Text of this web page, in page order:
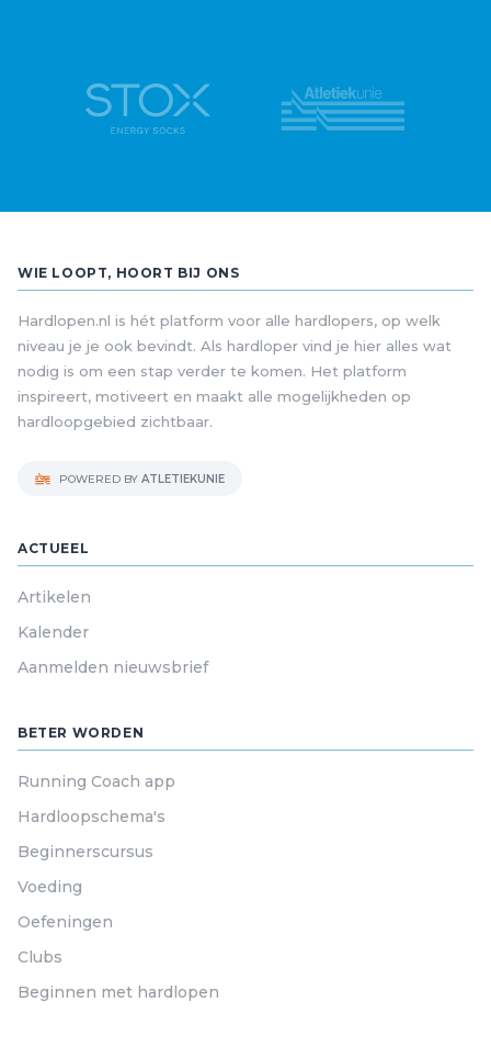
WIE LOOPT, HOORT BIJ ONS
Hardlopen.nl is hét platform voor alle hardlopers, op welk
niveau je je ook bevindt. Als hardloper vind je hier alles wat
nodig is om een stap verder te komen. Het platform
inspireert, motiveert en maakt alle mogelijkheden op
hardloopgebied zichtbaar.
POWERED BY ATLETIEKUNIE
ACTUEEL
Artikelen
Kalender
Aanmelden nieuwsbrief
BETER WORDEN
Running Coach app
Hardloopschema's
Beginnerscursus
Voeding
Oefeningen
Clubs
Beginnen met hardlopen